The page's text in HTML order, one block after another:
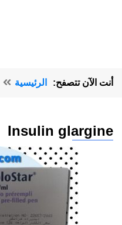
أنت الآن تتصفح: الرئيسية
Insulin glargine